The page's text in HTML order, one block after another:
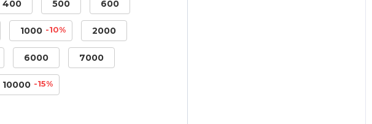
400 500 600
1000 -10% 2000
6000 7000
10000 -15%